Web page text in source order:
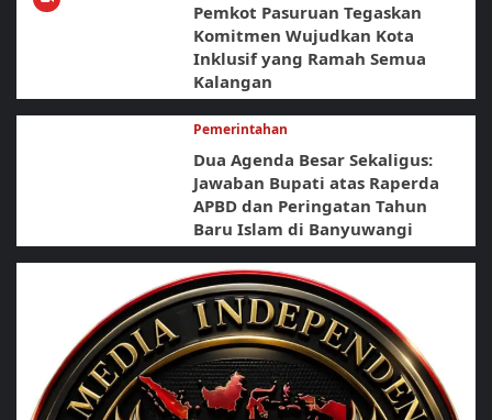
Pemkot Pasuruan Tegaskan
Komitmen Wujudkan Kota
Inklusif yang Ramah Semua
Kalangan
Pemerintahan
Dua Agenda Besar Sekaligus:
Jawaban Bupati atas Raperda
APBD dan Peringatan Tahun
Baru Islam di Banyuwangi